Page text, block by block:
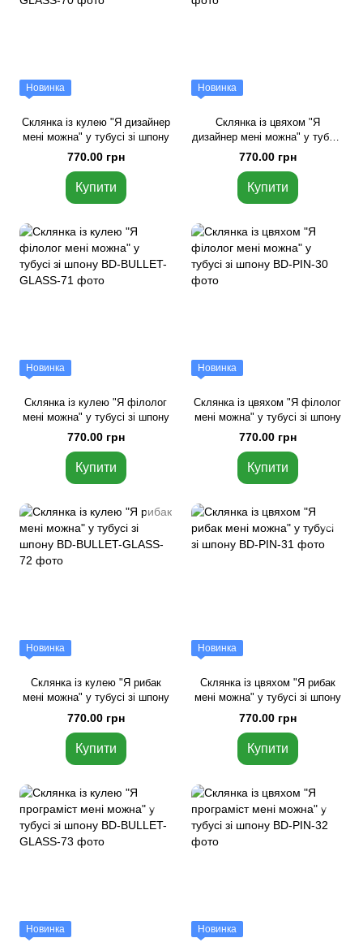
Новинка
Склянка із кулею "Я дизайнер
мені можна" у тубусі зі шпону
770.00 грн
Купити
Новинка
Склянка із цвяхом "Я
дизайнер мені можна" у тубусі
зі шпону
770.00 грн
Купити
Новинка
Склянка із кулею "Я філолог
мені можна" у тубусі зі шпону
770.00 грн
Купити
Новинка
Склянка із цвяхом "Я філолог
мені можна" у тубусі зі шпону
770.00 грн
Купити
Новинка
Склянка із кулею "Я рибак
мені можна" у тубусі зі шпону
770.00 грн
Купити
Новинка
Склянка із цвяхом "Я рибак
мені можна" у тубусі зі шпону
770.00 грн
Купити
Новинка Новинка